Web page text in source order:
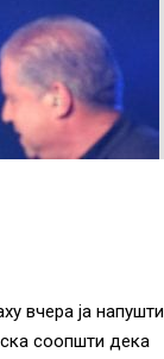
вчера ја напушти
соопшти дека